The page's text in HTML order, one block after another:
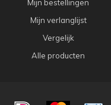
Mijn bestellingen
Mijn verlanglijst
Vergelijk
Alle producten